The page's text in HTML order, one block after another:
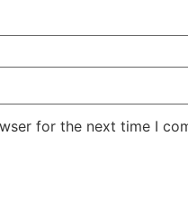
for the next time I